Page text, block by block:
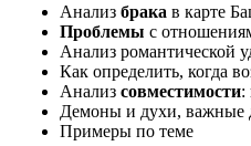
Анализ брака в карте
Проблемы с
Анализ романтической
Как определить, когда
Анализ совместимости:
Демоны и духи, важные
Примеры по теме